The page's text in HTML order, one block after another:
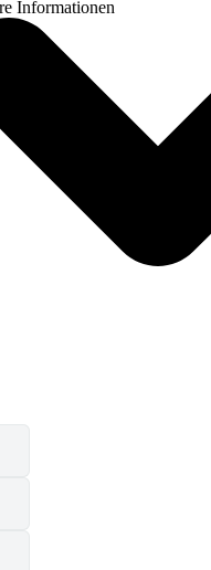
Informationen